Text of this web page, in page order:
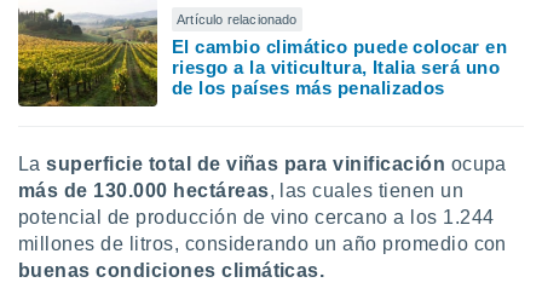
el sitio
se
para
ni para
aunque
no
Puedes
Artículo relacionado
El cambio climático puede colocar en
riesgo a la viticultura, Italia será uno
de los países más penalizados
La superficie total de viñas para vinificación ocupa
más de 130.000 hectáreas, las cuales tienen un
potencial de producción de vino cercano a los 1.244
millones de litros, considerando un año promedio con
buenas condiciones climáticas.